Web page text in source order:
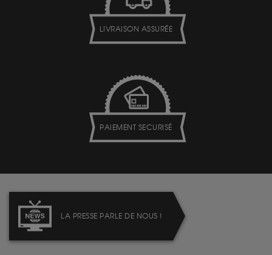
LIVRAISON ASSURÉE
PAIEMENT SECURISÉ
LA PRESSE PARLE DE NOUS !